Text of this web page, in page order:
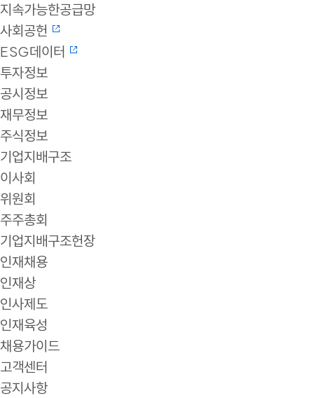
지속가능한공급망
사회공헌
ESG데이터
투자정보
공시정보
재무정보
주식정보
기업지배구조
이사회
위원회
주주총회
기업지배구조헌장
인재채용
인재상
인사제도
인재육성
채용가이드
고객센터
공지사항